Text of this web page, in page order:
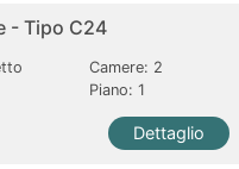
- Tipo C24
Camere: 2
Piano: 1
Dettaglio